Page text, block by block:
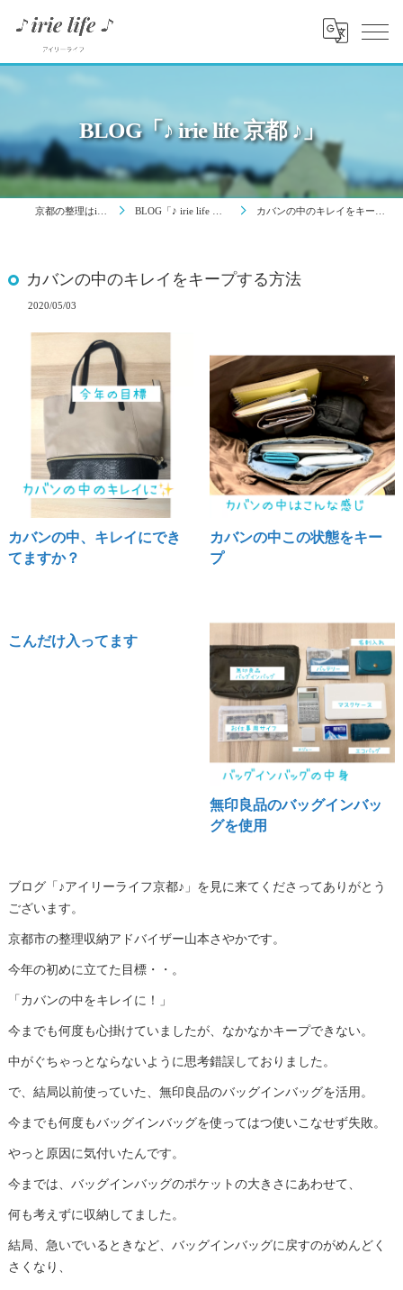
BLOG「♪ irie life 京都 ♪」
BLOG「♪ irie life 京都 ♪」 カバンの中のキレイをキープする方法
カバンの中のキレイをキープする方法
2020/05/03
カバンの中、キレイにでき
てますか？
カバンの中この状態をキー
プ
こんだけ入ってます
無印良品のバッグインバッ
グを使用
ブログ「♪アイリーライフ京都♪」を見に来てくださってありがとう
ございます。
京都市の整理収納アドバイザー山本さやかです。
今年の初めに立てた目標・・。
「カバンの中をキレイに！」
今までも何度も心掛けていましたが、なかなかキープできない。
中がぐちゃっとならないように思考錯誤しておりました。
で、結局以前使っていた、無印良品のバッグインバッグを活用。
今までも何度もバッグインバッグを使ってはつ使いこなせず失敗。
やっと原因に気付いたんです。
今までは、バッグインバッグのポケットの大きさにあわせて、
何も考えずに収納してました。
結局、急いでいるときなど、バッグインバッグに戻すのがめんどく
さくなり、